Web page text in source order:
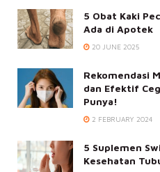
5 Obat Kaki
Ada di Apotek
20 JUNE 2025
Rekomendasi
dan Efektif
Punya!
2 FEBRUARY 2024
5 Suplemen
Kesehatan